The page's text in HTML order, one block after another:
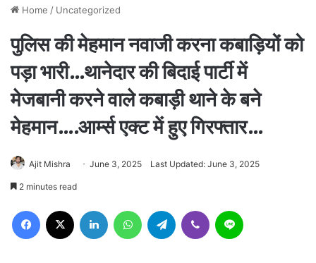
Home / Uncategorized
पुलिस की मेहमान नवाजी करना कबाड़ियों को
पड़ा भारी…थानेदार की बिदाई पार्टी में
मेजबानी करने वाले कबाड़ी थाने के बने
मेहमान….आर्म्स एक्ट में हुए गिरफ्तार…
Ajit Mishra June 3, 2025 Last Updated: June 3, 2025
2 minutes read
Facebook LinkedIn WhatsAppTelegram Viber